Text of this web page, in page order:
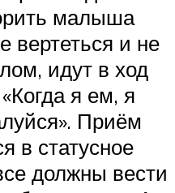
малыша
вертеться и не
идут в ход
я ем, я
Приём
в статусное
должны вести